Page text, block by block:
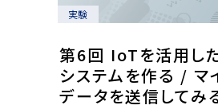
実験
第6回 IoTを活用し
システムを作る / マ
データを送信してみ